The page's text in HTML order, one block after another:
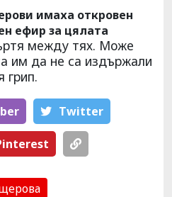
имаха откровен
ефир за цялата
между тях. Може
им да не са издържали
грип.
Тwitter